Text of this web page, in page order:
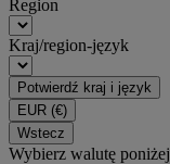
Region
Kraj/region-język
Potwierdź kraj i język
EUR (€)
Wstecz
Wybierz walutę poniżej